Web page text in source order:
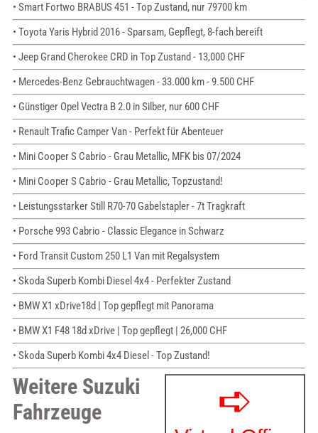
• Smart Fortwo BRABUS 451 - Top Zustand, nur 79700 km
• Toyota Yaris Hybrid 2016 - Sparsam, Gepflegt, 8-fach bereift
• Jeep Grand Cherokee CRD in Top Zustand - 13,000 CHF
• Mercedes-Benz Gebrauchtwagen - 33.000 km - 9.500 CHF
• Günstiger Opel Vectra B 2.0 in Silber, nur 600 CHF
• Renault Trafic Camper Van - Perfekt für Abenteuer
• Mini Cooper S Cabrio - Grau Metallic, MFK bis 07/2024
• Mini Cooper S Cabrio - Grau Metallic, Topzustand!
• Leistungsstarker Still R70-70 Gabelstapler - 7t Tragkraft
• Porsche 993 Cabrio - Classic Elegance in Schwarz
• Ford Transit Custom 250 L1 Van mit Regalsystem
• Skoda Superb Kombi Diesel 4x4 - Perfekter Zustand
• BMW X1 xDrive18d | Top gepflegt mit Panorama
• BMW X1 F48 18d xDrive | Top gepflegt | 26,000 CHF
• Skoda Superb Kombi 4x4 Diesel - Top Zustand!
Weitere Suzuki
Fahrzeuge